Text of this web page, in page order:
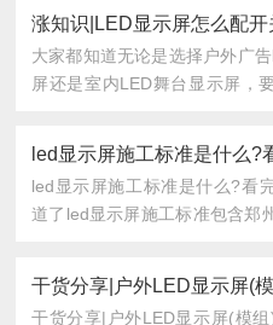
涨知识|LED显示屏怎么配开
大家都知道无论是选择户外广
屏还是室内LED舞台显示屏，
led显示屏施工标准是什么?
led显示屏施工标准是什么?看
道了led显示屏施工标准包含郑
干货分享|户外LED显示屏(
干货分享|户外LED显示屏(模